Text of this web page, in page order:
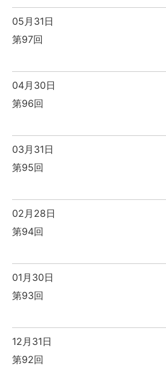
05月31日
第97回
04月30日
第96回
03月31日
第95回
02月28日
第94回
01月30日
第93回
12月31日
第92回